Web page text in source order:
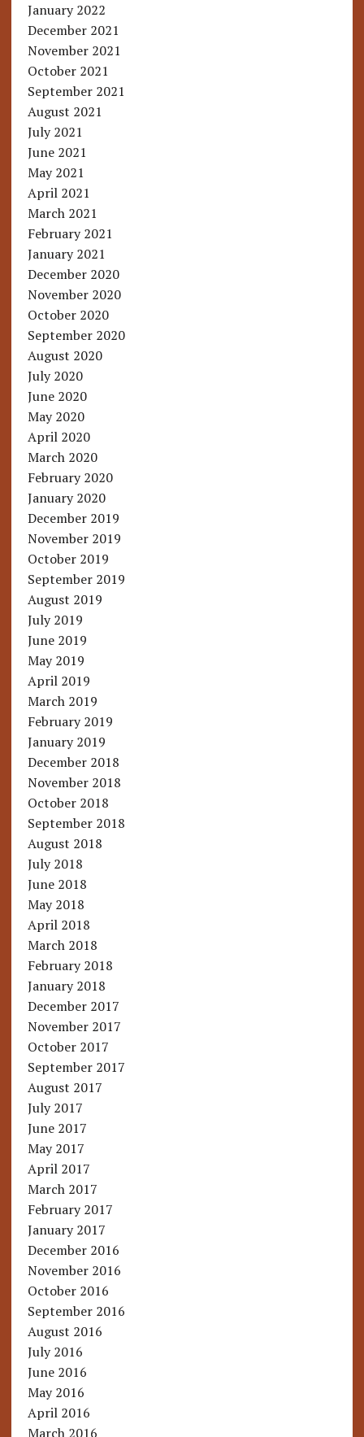
January 2022
December 2021
November 2021
October 2021
September 2021
August 2021
July 2021
June 2021
May 2021
April 2021
March 2021
February 2021
January 2021
December 2020
November 2020
October 2020
September 2020
August 2020
July 2020
June 2020
May 2020
April 2020
March 2020
February 2020
January 2020
December 2019
November 2019
October 2019
September 2019
August 2019
July 2019
June 2019
May 2019
April 2019
March 2019
February 2019
January 2019
December 2018
November 2018
October 2018
September 2018
August 2018
July 2018
June 2018
May 2018
April 2018
March 2018
February 2018
January 2018
December 2017
November 2017
October 2017
September 2017
August 2017
July 2017
June 2017
May 2017
April 2017
March 2017
February 2017
January 2017
December 2016
November 2016
October 2016
September 2016
August 2016
July 2016
June 2016
May 2016
April 2016
March 2016